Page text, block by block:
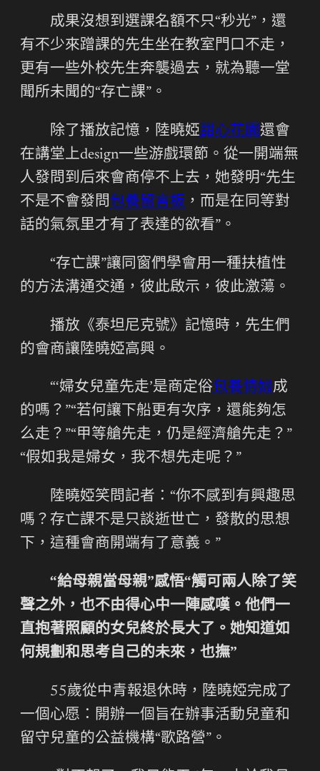
成果沒想到選課名額不只“秒光”，還
有不少來蹭課的先生坐在教室門口不走，
更有一些外校先生奔襲過去，就為聽一堂
聞所未聞的“存亡課”。
除了播放記憶，陸曉婭甜心花園還會
在講堂上design一些游戲環節。從一開端無
人發問到后來會商停不上去，她發明“先生
不是不會發問包養留言板 ，而是在同等對
話的氣氛里才有了表達的欲看”。
“存亡課”讓同窗們學會用一種扶植性
的方法溝通交通，彼此啟示，彼此激蕩。
播放《泰坦尼克號》記憶時，先生們
的會商讓陸曉婭高興。
“‘婦女兒童先走’是商定俗包養情婦成
的嗎？”“若何讓下船更有次序，還能夠怎
么走？”“甲等艙先走，仍是經濟艙先走？”
“假如我是婦女，我不想先走呢？”
陸曉婭笑問記者：“你不感到有興趣思
嗎？存亡課不是只談逝世亡，發散的思想
下，這種會商開端有了意義。”
“給母親當母親”感悟“觸可兩人除了笑
聲之外，也不由得心中一陣感嘆。他們一
直抱著照顧的女兒終於長大了。她知道如
何規劃和思考自己的未來，也撫”
55歲從中青報退休時，陸曉婭完成了
一個心愿：開辦一個旨在辦事活動兒童和
留守兒童的公益機構“歌路營”。